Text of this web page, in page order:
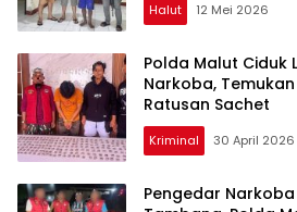
Halut 12 Mei 2026
Polda Malut Ciduk
Narkoba,
Ratusan Sachet
Kriminal 30 April 2026
Pengedar